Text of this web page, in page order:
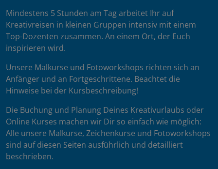
Mindestens 5 Stunden am Tag arbeitet Ihr auf
Kreativreisen in kleinen Gruppen intensiv mit einem
Top-Dozenten zusammen. An einem Ort, der Euch
inspirieren wird.
Unsere Malkurse und Fotoworkshops richten sich an
Anfänger und an Fortgeschrittene. Beachtet die
Hinweise bei der Kursbeschreibung!
Die Buchung und Planung Deines Kreativurlaubs oder
Online Kurses machen wir Dir so einfach wie möglich:
Alle unsere Malkurse, Zeichenkurse und Fotoworkshops
sind auf diesen Seiten ausführlich und detailliert
beschrieben.